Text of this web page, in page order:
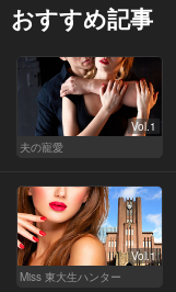
おすすめ記事
Vol.1
夫の寵愛
Vol.1
Miss 東大生ハンター